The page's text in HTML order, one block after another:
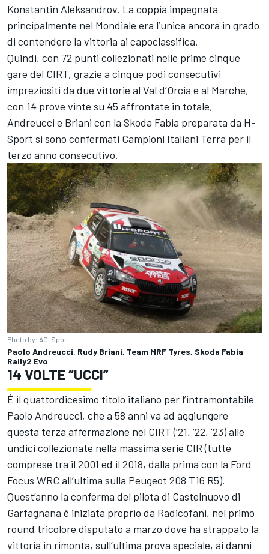
Konstantin Aleksandrov. La coppia impegnata
principalmente nel Mondiale era l’unica ancora in grado
di contendere la vittoria ai capoclassifica.
Quindi, con 72 punti collezionati nelle prime cinque
gare del CIRT, grazie a cinque podi consecutivi
impreziositi da due vittorie al Val d’Orcia e al Marche,
con 14 prove vinte su 45 affrontate in totale,
Andreucci e Briani con la Skoda Fabia preparata da H-
Sport si sono confermati Campioni Italiani Terra per il
terzo anno consecutivo.
Photo by: ACI Sport
Paolo Andreucci, Rudy Briani, Team MRF Tyres, Skoda Fabia
Rally2 Evo
14 VOLTE “UCCI”
È il quattordicesimo titolo italiano per l’intramontabile
Paolo Andreucci, che a 58 anni va ad aggiungere
questa terza affermazione nel CIRT (’21, ’22, ’23) alle
undici collezionate nella massima serie CIR (tutte
comprese tra il 2001 ed il 2018, dalla prima con la Ford
Focus WRC all’ultima sulla Peugeot 208 T16 R5).
Quest’anno la conferma del pilota di Castelnuovo di
Garfagnana è iniziata proprio da Radicofani, nel primo
round tricolore disputato a marzo dove ha strappato la
vittoria in rimonta, sull’ultima prova speciale, ai danni